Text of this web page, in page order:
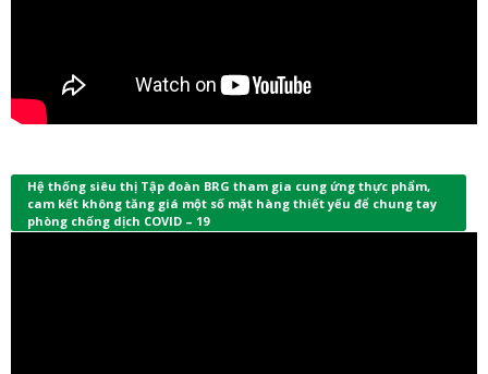
Hệ thống siêu thị Tập đoàn BRG tham gia cung ứng thực phẩm,
cam kết không tăng giá một số mặt hàng thiết yếu để chung tay
phòng chống dịch COVID – 19